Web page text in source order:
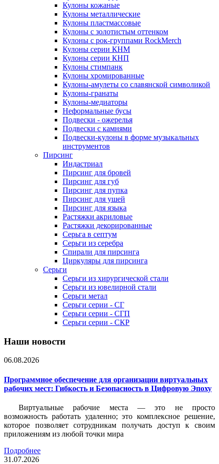
Кулоны кожаные
Кулоны металлические
Кулоны пластмассовые
Кулоны с золотистым оттенком
Кулоны с рок-группами RockMerch
Кулоны серии КНМ
Кулоны серии КНП
Кулоны стимпанк
Кулоны хромированные
Кулоны-амулеты со славянской символикой
Кулоны-гранаты
Кулоны-медиаторы
Неформальные бусы
Подвески - ожерелья
Подвески с камнями
Подвески-кулоны в форме музыкальных
инструментов
Пирсинг
Индастриал
Пирсинг для бровей
Пирсинг для губ
Пирсинг для пупка
Пирсинг для ушей
Пирсинг для языка
Растяжки акриловые
Растяжки декорированные
Серьга в септум
Серьги из серебра
Спирали для пирсинга
Циркуляры для пирсинга
Серьги
Серьги из хирургической стали
Серьги из ювелирной стали
Серьги метал
Серьги серии - СГ
Серьги серии - СГП
Серьги серии - СКР
Наши новости
06.08.2026
Программное обеспечение для организации виртуальных
рабочих мест: Гибкость и Безопасность в Цифровую Эпоху
Виртуальные рабочие места — это не просто
возможность работать удаленно; это комплексное решение,
которое позволяет сотрудникам получать доступ к своим
приложениям из любой точки мира
Подробнее
31.07.2026